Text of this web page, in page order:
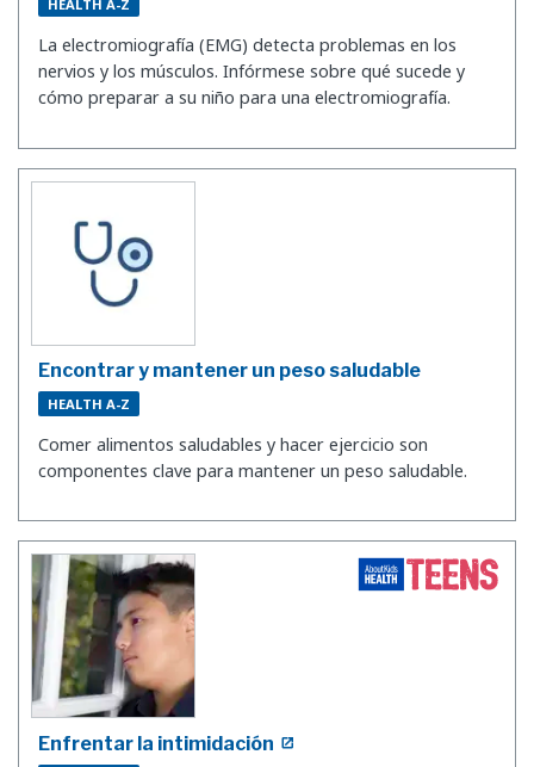
HEALTH A-Z
La electromiografía (EMG) detecta problemas en los
nervios y los músculos. Infórmese sobre qué sucede y
cómo preparar a su niño para una electromiografía.
Encontrar y mantener un peso saludable
HEALTH A-Z
Comer alimentos saludables y hacer ejercicio son
componentes clave para mantener un peso saludable.
Enfrentar la intimidación